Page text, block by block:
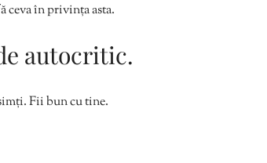
ceva în privința asta.
autocritic.
Fii bun cu tine.